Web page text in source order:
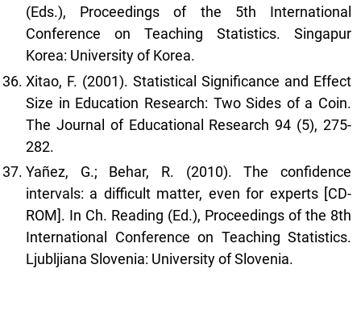
(Eds.), Proceedings of the 5th International
Conference on Teaching Statistics. Singapur
Korea: University of Korea.
Xitao, F. (2001). Statistical Significance and Effect
Size in Education Research: Two Sides of a Coin.
The Journal of Educational Research 94 (5), 275-
282.
Yañez, G.; Behar, R. (2010). The confidence
intervals: a difficult matter, even for experts [CD-
ROM]. In Ch. Reading (Ed.), Proceedings of the 8th
International Conference on Teaching Statistics.
Ljubljiana Slovenia: University of Slovenia.